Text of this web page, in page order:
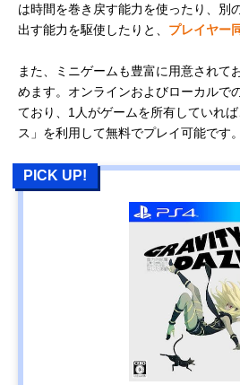
は時間を巻き戻す能力を使ったり、別
出す能力を駆使したりと、 プレイヤー
また、ミニゲームも豊富に用意されて
めます。オンラインおよびローカルで
ており、1人がゲームを所有していれ
ス」を利用して無料でプレイ可能です。
PICK UP!